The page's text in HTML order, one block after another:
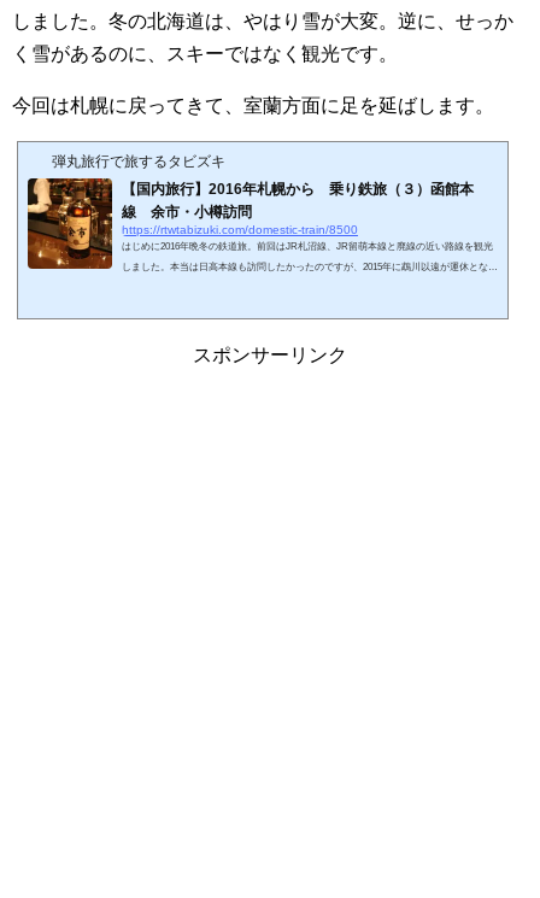
しました。冬の北海道は、やはり雪が大変。逆に、せっか
く雪があるのに、スキーではなく観光です。
今回は札幌に戻ってきて、室蘭方面に足を延ばします。
弾丸旅行で旅するタビズキ
【国内旅行】2016年札幌から 乗り鉄旅（３）函館本
線 余市・小樽訪問
https://rtwtabizuki.com/domestic-train/8500
はじめに2016年晩冬の鉄道旅。前回はJR札沼線、JR留萌本線と廃線の近い路線を観光
しました。本当は日高本線も訪問したかったのですが、2015年に鵡川以遠が運休となっ
再開です。函館本線を朝8時42分発の普通列車で小樽方面へ向かいます。JR札幌駅から
スポンサーリンク